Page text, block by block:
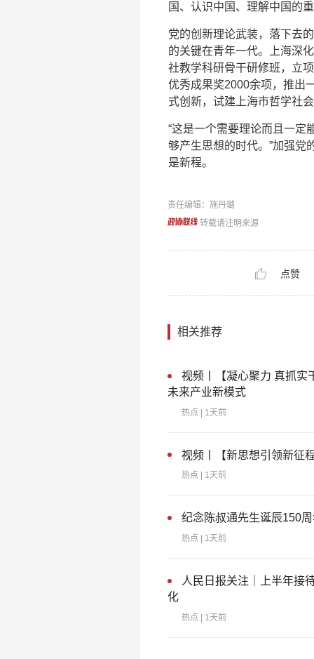
国、认识中国、理解中国的
党的创新理论武装，落下去
的关键在青年一代。上海深
社教学科研骨干研修班，立
优秀成果奖2000余项，推出
式创新，试建上海市哲学社
“这是一个需要理论而且一定
够产生思想的时代。”加强党
是新程。
责任编辑：施丹璐
转载请注明来源
点赞
相关推荐
视频丨【凝心聚力 真抓实
未来产业新模式
热点 | 1天前
视频丨【新思想引领新征
热点 | 1天前
纪念陈叔通先生诞辰150
热点 | 1天前
人民日报关注｜上半年接
化
热点 | 1天前